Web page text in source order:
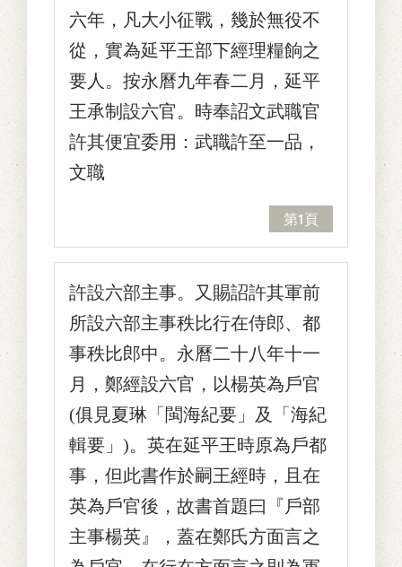
六年，凡大小征戰，幾於無役不
從，實為延平王部下經理糧餉之
要人。按永曆九年春二月，延平
王承制設六官。時奉詔文武職官
許其便宜委用：武職許至一品，
文職
第1頁
許設六部主事。又賜詔許其軍前
所設六部主事秩比行在侍郎、都
事秩比郎中。永曆二十八年十一
月，鄭經設六官，以楊英為戶官
(俱見夏琳「閩海紀要」及「海紀
輯要」)。英在延平王時原為戶都
事，但此書作於嗣王經時，且在
英為戶官後，故書首題曰『戶部
主事楊英』，蓋在鄭氏方面言之